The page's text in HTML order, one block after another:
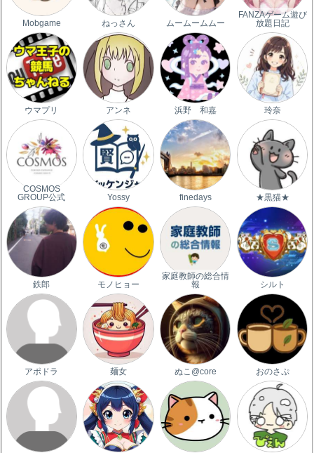
Mobgame ねっさん ムームームムー
FANZAゲーム遊び
放題日記
ウマプリ アンネ 浜野 和嘉 玲奈
COSMOS
GROUP公式
Yossy finedays ★黒猫★
鉄郎 モノヒョー
家庭教師の総合情
報
シルト
アポドラ 麺女 ぬこ@core おのさぷ